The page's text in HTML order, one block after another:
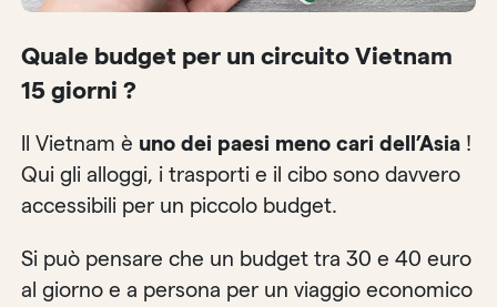
Quale budget per un circuito Vietnam
15 giorni ?
Il Vietnam è uno dei paesi meno cari dell’Asia !
Qui gli alloggi, i trasporti e il cibo sono davvero
accessibili per un piccolo budget.
Si può pensare che un budget tra 30 e 40 euro
al giorno e a persona per un viaggio economico